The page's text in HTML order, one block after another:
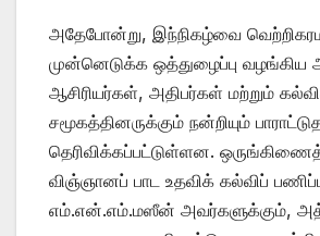
அதேபோன்று, இந்நிகழ்வை
முன்னெடுக்க ஒத்துழைப்பு
ஆசிரியர்கள், அதிபர்கள் மற்றும்
சமூகத்தினருக்கும் நன்றியும்
தெரிவிக்கப்பட்டுள்ளன.
விஞ்ஞானப் பாட உதவிக் கல்விப்
எம்.என்.எம்.மஸீன் அவர்களுக்கும்,